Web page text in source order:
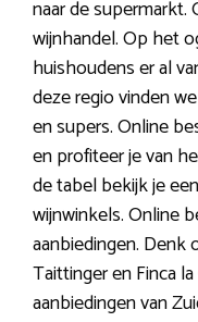
naar de supermarkt.
wijnhandel. Op het
huishoudens er al
deze regio vinden
en supers. Online
en profiteer je van
de tabel bekijk je
wijnwinkels. Online
aanbiedingen. Denk
Taittinger en Finca
aanbiedingen van